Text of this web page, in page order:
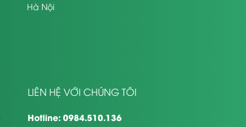
Hà Nội
LIÊN HỆ VỚI CHÚNG TÔI
Hotline: 0984.510.136